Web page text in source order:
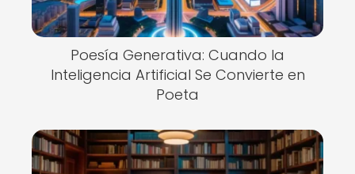
Poesía Generativa: Cuando la
Inteligencia Artificial Se Convierte en
Poeta